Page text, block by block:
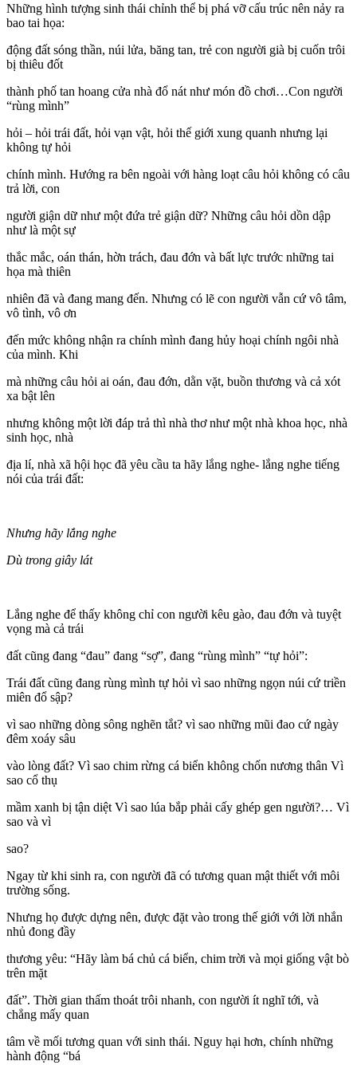
Những hình tượng sinh thái chỉnh thể bị phá vỡ cấu trúc nên nảy ra
bao tai họa:
động đất sóng thần, núi lửa, băng tan, trẻ con người già bị cuốn trôi
bị thiêu đốt
thành phố tan hoang cửa nhà đổ nát như món đồ chơi…Con người
“rùng mình”
hỏi – hỏi trái đất, hỏi vạn vật, hỏi thế giới xung quanh nhưng lại
không tự hỏi
chính mình. Hướng ra bên ngoài với hàng loạt câu hỏi không có câu
trả lời, con
người giận dữ như một đứa trẻ giận dữ? Những câu hỏi dồn dập
như là một sự
thắc mắc, oán thán, hờn trách, đau đớn và bất lực trước những tai
họa mà thiên
nhiên đã và đang mang đến. Nhưng có lẽ con người vẫn cứ vô tâm,
vô tình, vô ơn
đến mức không nhận ra chính mình đang hủy hoại chính ngôi nhà
của mình. Khi
mà những câu hỏi ai oán, đau đớn, dằn vặt, buồn thương và cả xót
xa bật lên
nhưng không một lời đáp trả thì nhà thơ như một nhà khoa học, nhà
sinh học, nhà
địa lí, nhà xã hội học đã yêu cầu ta hãy lắng nghe- lắng nghe tiếng
nói của trái đất:
Nhưng hãy lắng nghe
Dù trong giây lát
Lắng nghe để thấy không chỉ con người kêu gào, đau đớn và tuyệt
vọng mà cả trái
đất cũng đang “đau” đang “sợ”, đang “rùng mình” “tự hỏi”:
Trái đất cũng đang rùng mình tự hỏi vì sao những ngọn núi cứ triền
miên đổ sập?
vì sao những dòng sông nghẽn tắt? vì sao những mũi đao cứ ngày
đêm xoáy sâu
vào lòng đất? Vì sao chim rừng cá biển không chốn nương thân Vì
sao cổ thụ
mầm xanh bị tận diệt Vì sao lúa bắp phải cấy ghép gen người?… Vì
sao và vì
sao?
Ngay từ khi sinh ra, con người đã có tương quan mật thiết với môi
trường sống.
Nhưng họ được dựng nên, được đặt vào trong thế giới với lời nhắn
nhủ đong đầy
thương yêu: “Hãy làm bá chủ cá biển, chim trời và mọi giống vật bò
trên mặt
đất”. Thời gian thấm thoát trôi nhanh, con người ít nghĩ tới, và
chẳng mấy quan
tâm về mối tương quan với sinh thái. Nguy hại hơn, chính những
hành động “bá